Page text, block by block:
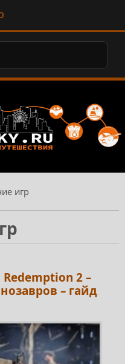
игр
2 –
– гайд